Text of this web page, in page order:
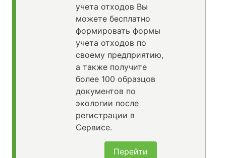
учета отходов Вы
можете бесплатно
формировать формы
учета отходов по
своему предприятию,
а также получите
более 100 образцов
документов по
экологии после
регистрации в
Сервисе.
Перейти